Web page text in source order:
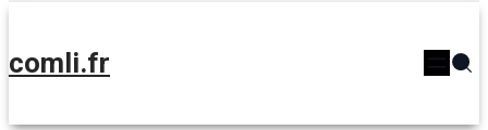
comli.fr